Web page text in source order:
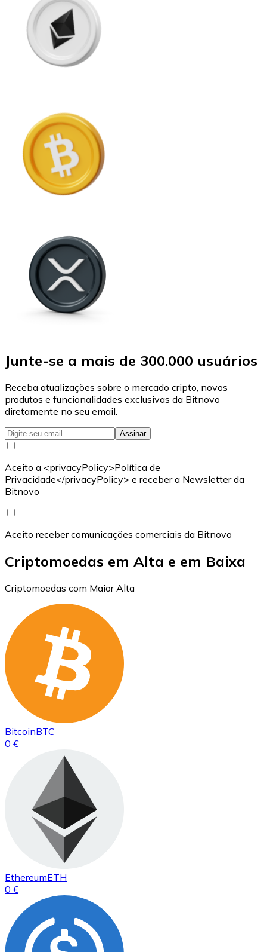
Junte-se a mais de 300.000 usuários
Receba atualizações sobre o mercado cripto, novos
produtos e funcionalidades exclusivas da Bitnovo
diretamente no seu email.
Assinar
Aceito a <privacyPolicy>Política de
Privacidade</privacyPolicy> e receber a Newsletter da
Bitnovo
Aceito receber comunicações comerciais da Bitnovo
Criptomoedas em Alta e em Baixa
Criptomoedas com Maior Alta
BitcoinBTC
0 €
EthereumETH
0 €